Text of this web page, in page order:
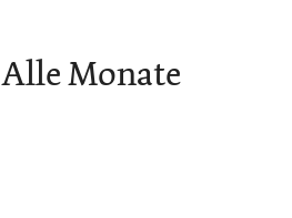
Alle Monate